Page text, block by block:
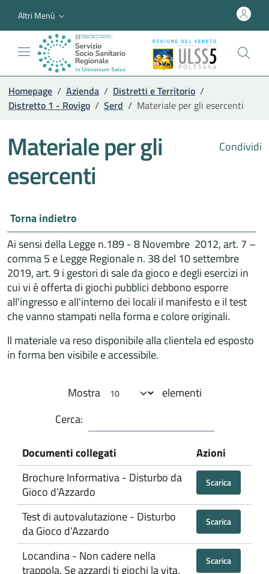
Altri Menù
Homepage / Azienda / Distretti e Territorio /
Distretto 1 - Rovigo / Serd / Materiale per gli esercenti
Condividi
Materiale per gli
esercenti
Torna indietro
Ai sensi della Legge n.189 - 8 Novembre 2012, art. 7 –
comma 5 e Legge Regionale n. 38 del 10 settembre
2019, art. 9 i gestori di sale da gioco e degli esercizi in
cui vi è offerta di giochi pubblici debbono esporre
all'ingresso e all'interno dei locali il manifesto e il test
che vanno stampati nella forma e colore originali.
Il materiale va reso disponibile alla clientela ed esposto
in forma ben visibile e accessibile.
Mostra
elementi
Cerca:
Documenti collegati
Azioni
Brochure Informativa - Disturbo da
Gioco d’Azzardo
Scarica
Test di autovalutazione - Disturbo
da Gioco d’Azzardo
Scarica
Locandina - Non cadere nella
trappola. Se azzardi ti giochi la vita.
Scarica